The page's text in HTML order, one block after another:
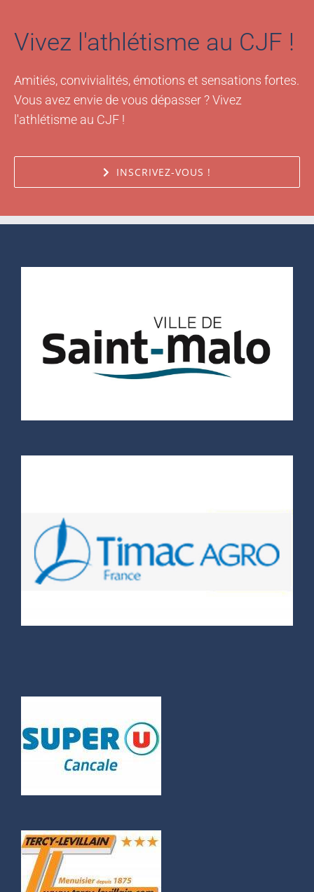
Vivez l'athlétisme au CJF !
Amitiés, convivialités, émotions et sensations fortes.
Vous avez envie de vous dépasser ? Vivez
l'athlétisme au CJF !
INSCRIVEZ-VOUS !